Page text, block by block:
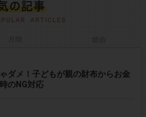
ダメ！子どもが親の財布からお金
のNG対応